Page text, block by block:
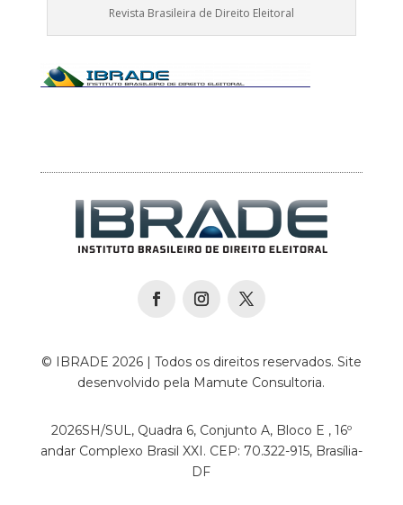
Revista Brasileira de Direito Eleitoral
© IBRADE 2026 | Todos os direitos reservados. Site
desenvolvido pela Mamute Consultoria.
2026SH/SUL, Quadra 6, Conjunto A, Bloco E , 16º
andar Complexo Brasil XXI. CEP: 70.322-915, Brasília-
DF